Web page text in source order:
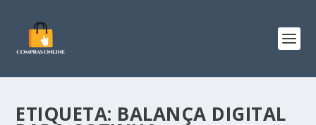
ETIQUETA: BALANÇA DIGITAL